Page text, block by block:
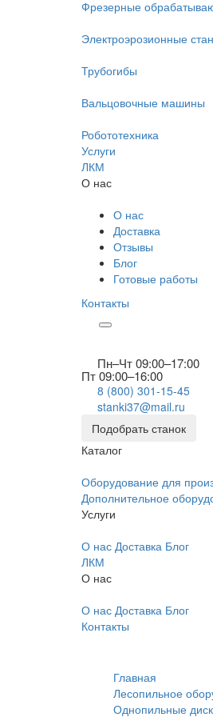
Фрезерные
Электроэрозионные
Трубогибы
Вальцовочные машины
Робототехника
Услуги
ЛКМ
О нас
О нас
Доставка
Отзывы
Блог
Готовые работы
Контакты
Пн–Чт 09:00–17:00
Пт 09:00–16:00
8 (800) 301-15-45
stanki37@mail.ru
Подобрать станок
Каталог
Оборудование для
Дополнительное
Услуги
О нас Доставка Блог
ЛКМ
О нас
О нас Доставка Блог
Контакты
Главная
Лесопильное
Однопильные